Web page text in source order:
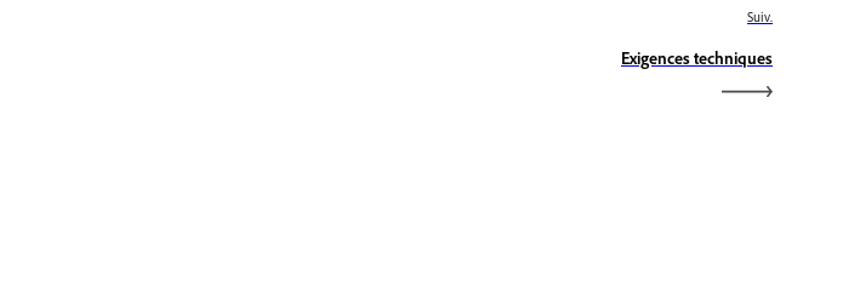
Suiv.
Exigences techniques